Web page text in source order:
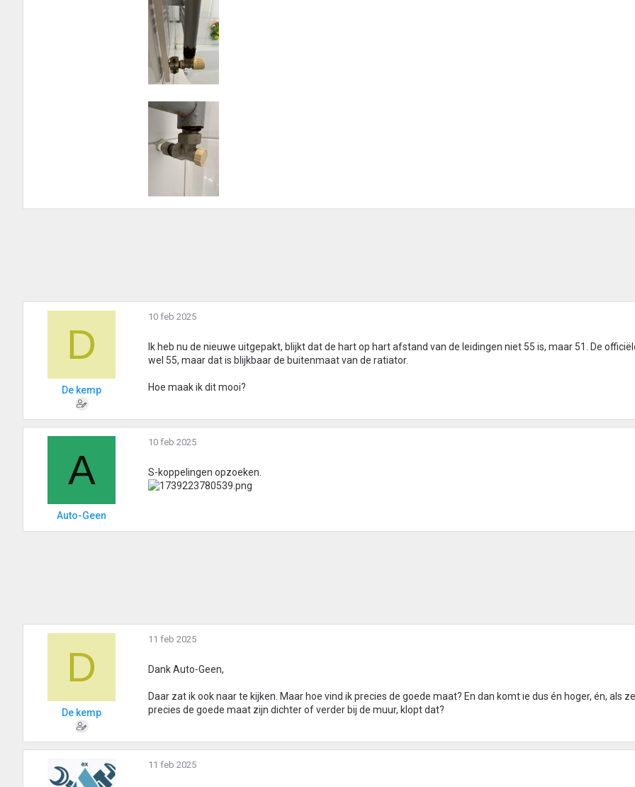
D
De kemp
10 feb 2025
Ik heb nu de nieuwe uitgepakt, blijkt dat de hart op hart afstand van de leidingen niet 55 is, maar 51. De
wel 55, maar dat is blijkbaar de buitenmaat van de ratiator.
Hoe maak ik dit mooi?
A
Auto-Geen
10 feb 2025
S-koppelingen opzoeken.
D
De kemp
11 feb 2025
Dank Auto-Geen,
Daar zat ik ook naar te kijken. Maar hoe vind ik precies de goede maat? En dan komt ie dus én hoger, én, als
precies de goede maat zijn dichter of verder bij de muur, klopt dat?
11 feb 2025